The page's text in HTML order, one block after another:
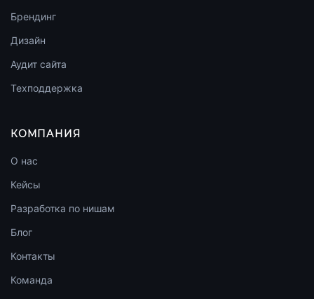
Брендинг
Дизайн
Аудит сайта
Техподдержка
КОМПАНИЯ
О нас
Кейсы
Разработка по нишам
Блог
Контакты
Команда